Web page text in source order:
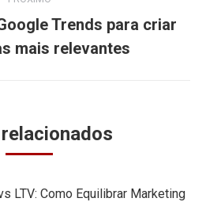
Próximo
post:
Trends para criar
mais relevantes
LTV: Como Equilibrar Marketing